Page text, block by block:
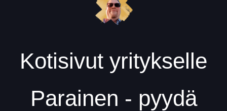
Kotisivut yritykselle
Parainen - pyydä